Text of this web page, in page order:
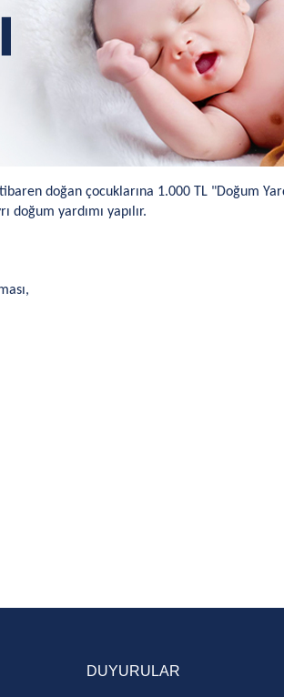
doğan çocuklarına 1.000 TL "Doğum
yardımı yapılır.
DUYURULAR